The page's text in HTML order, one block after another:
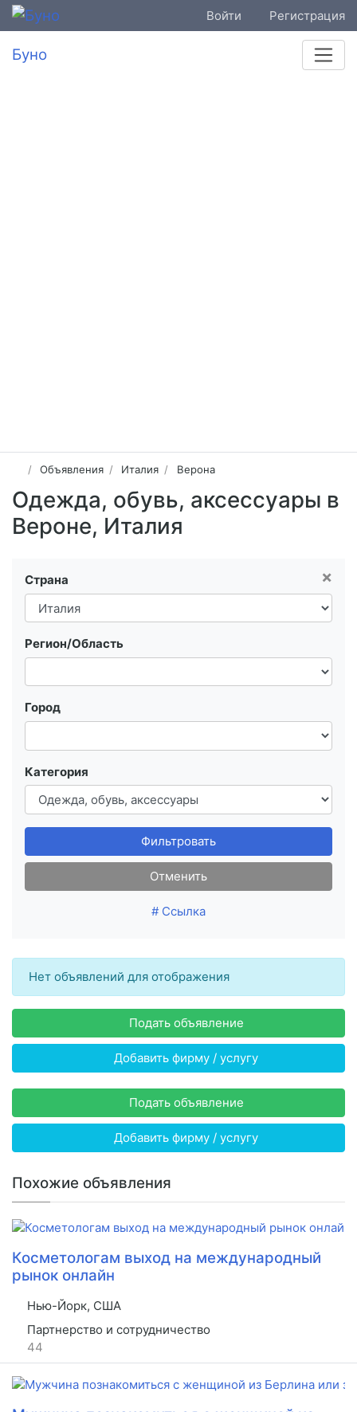
Войти Регистрация
Буно
Объявления Италия Верона
Одежда, обувь, аксессуары в
Вероне, Италия
×
Страна
Регион/Область
Город
Категория
Фильтровать
Отменить
# Ссылка
Нет объявлений для отображения
Подать объявление
Добавить фирму / услугу
Подать объявление
Добавить фирму / услугу
Похожие объявления
Косметологам выход на международный
рынок онлайн
Нью-Йорк, США
Партнерство и сотрудничество
44